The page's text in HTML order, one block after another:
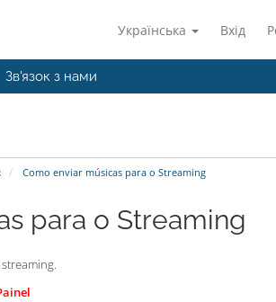
Українська Вхід
Зв'язок з нами
Como enviar músicas para o Streaming
para o Streaming